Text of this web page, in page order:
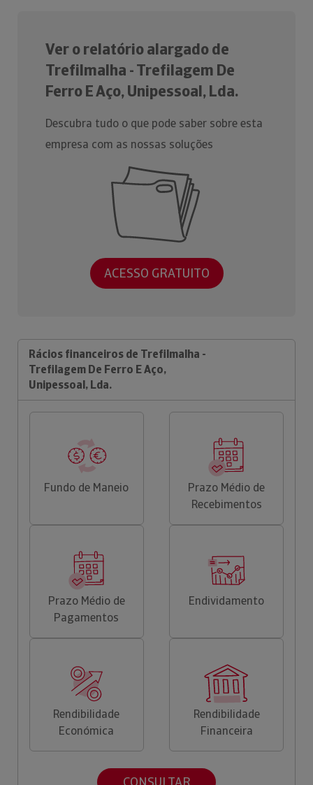
Ver o relatório alargado de
Trefilmalha - Trefilagem De
Ferro E Aço, Unipessoal, Lda.
Descubra tudo o que pode saber sobre esta
empresa com as nossas soluções
ACESSO GRATUITO
Rácios financeiros de Trefilmalha -
Trefilagem De Ferro E Aço,
Unipessoal, Lda.
Fundo de Maneio
Prazo Médio de
Recebimentos
Prazo Médio de
Pagamentos
Endividamento
Rendibilidade
Económica
Rendibilidade
Financeira